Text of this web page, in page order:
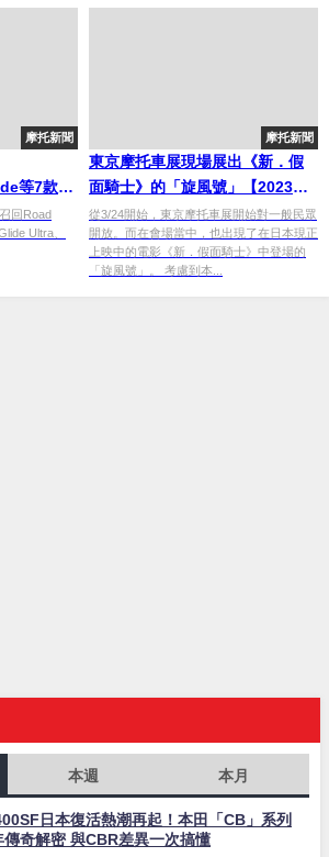
摩托新聞
等7款車
！機油
1,574台
回Road
Ultra、
摩托新聞
東京摩托車展現場展出《新．假
面騎士》的「旋風號」【2023
Webike 摩托車展】
從3/24開始，東京摩托車展開始對一般民眾
開放。而在會場當中，也出現了在日本現正
上映中的電影《新．假面騎士》中登場的
「旋風號」。 考慮到本...
本週 本月
日本復活熱潮再起！本田「CB」系列
傳奇解密 與CBR差異一次搞懂